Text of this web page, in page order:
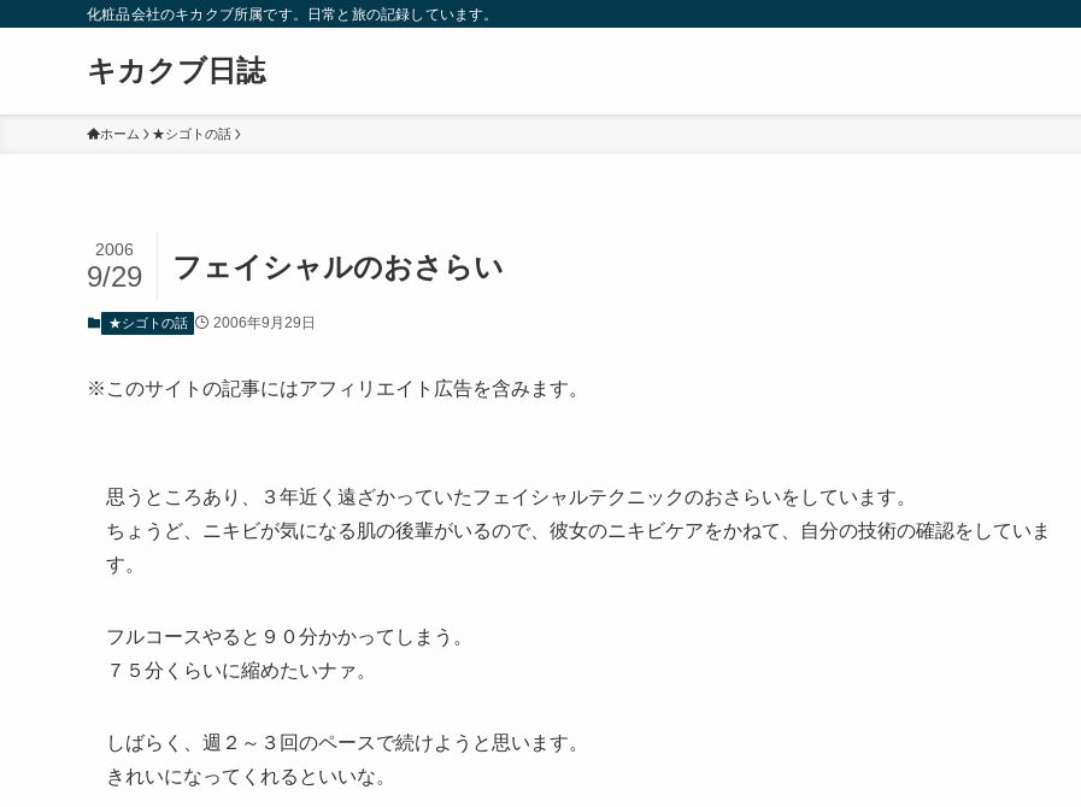
化粧品会社のキカクブ所属です。日常と旅の記録しています。
キカクブ日誌
ホーム ★シゴトの話
フェイシャルのおさらい
2006
9/29
★シゴトの話 2006年9月29日
※このサイトの記事にはアフィリエイト広告を含みます。
思うところあり、３年近く遠ざかっていたフェイシャルテクニックのおさらいをしています。
ちょうど、ニキビが気になる肌の後輩がいるので、彼女のニキビケアをかねて、自分の技術の確認をしていま
す。
フルコースやると９０分かかってしまう。
７５分くらいに縮めたいナァ。
しばらく、週２～３回のペースで続けようと思います。
きれいになってくれるといいな。